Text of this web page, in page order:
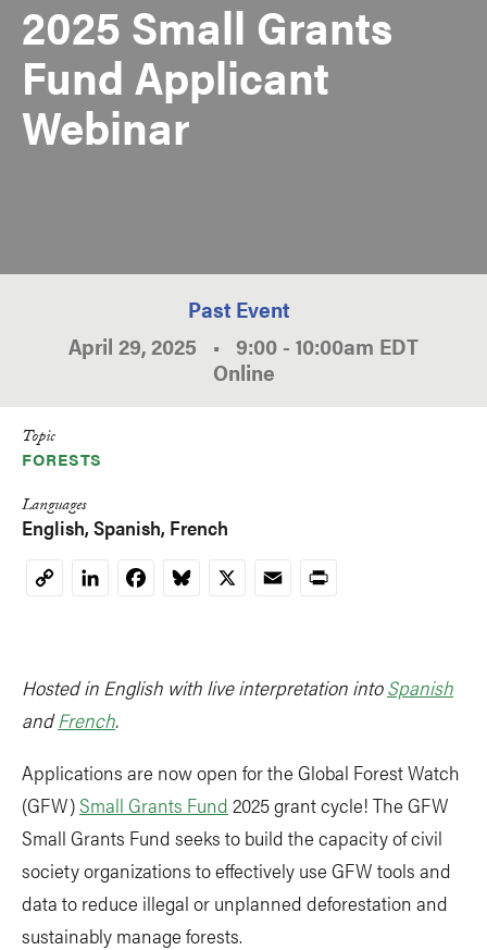
2025 Small Grants
Fund Applicant
Webinar
Past Event
April 29, 2025 • 9:00 - 10:00am EDT
Online
Topic
FORESTS
Languages
English Spanish French
CopyLinkedInFacebookBluesky
X EmailPrint
Hosted in English with live interpretation intoSpanish
andFrench.
Applications are now open for the Global Forest Watch
(GFW)Small Grants Fund 2025 grant cycle! The GFW
Small Grants Fund seeks to build the capacity of civil
society organizations to effectively use GFW tools and
data to reduce illegal or unplanned deforestation and
sustainably manage forests.